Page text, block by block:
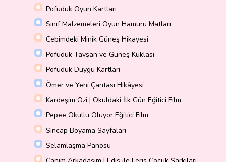
Pofuduk Oyun Kartları
Sınıf Malzemeleri Oyun Hamuru Matları
Cebimdeki Minik Güneş Hikayesi
Pofuduk Tavşan ve Güneş Kuklası
Pofuduk Duygu Kartları
Ömer ve Yeni Çantası Hikâyesi
Kardeşim Ozi | Okuldaki İlk Gün Eğitici Film
Pepee Okullu Oluyor Eğitici Film
Sincap Boyama Sayfaları
Selamlaşma Panosu